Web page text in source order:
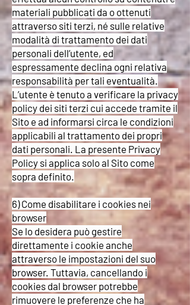
materiali pubblicati da o ottenuti
attraverso siti terzi, né sulle relative
modalità di trattamento dei dati
personali dell’utente, ed
espressamente declina ogni relativa
responsabilità per tali eventualità.
L’utente è tenuto a verificare la privacy
policy dei siti terzi cui accede tramite il
Sito e ad informarsi circa le condizioni
applicabili al trattamento dei propri
dati personali. La presente Privacy
Policy si applica solo al Sito come
sopra definito.
6) Come disabilitare i cookies nei
browser
Se lo desidera può gestire
direttamente i cookie anche
attraverso le impostazioni del suo
browser. Tuttavia, cancellando i
cookies dal browser potrebbe
rimuovere le preferenze che ha